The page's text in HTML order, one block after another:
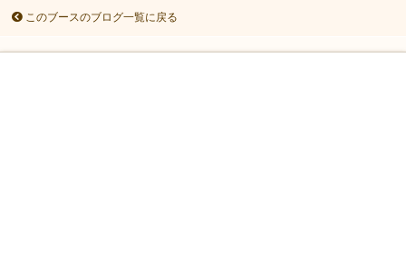
このブースのブログ一覧に戻る